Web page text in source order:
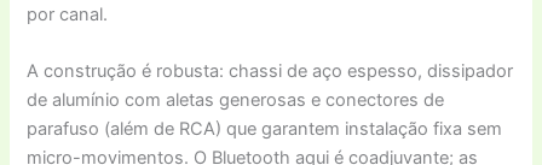
por canal.
A construção é robusta: chassi de aço espesso, dissipador
de alumínio com aletas generosas e conectores de
parafuso (além de RCA) que garantem instalação fixa sem
micro-movimentos. O Bluetooth aqui é coadjuvante; as